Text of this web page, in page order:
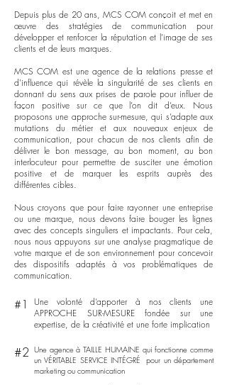
Depuis plus de 20 ans, MCS COM conçoit et met en
œuvre des stratégies de communication pour
développer et renforcer la réputation et l’image de ses
clients et de leurs marques.
MCS COM est une agence de la relations presse et
d'influence qui révèle la singularité de ses clients en
donnant du sens aux prises de parole pour influer de
façon positive sur ce que l’on dit d’eux. Nous
proposons une approche sur-mesure, qui s’adapte aux
mutations du métier et aux nouveaux enjeux de
communication, pour chacun de nos clients afin de
délivrer le bon message, au bon moment, au bon
interlocuteur pour permettre de susciter une émotion
positive et de marquer les esprits auprès des
différentes cibles.
Nous croyons que pour faire rayonner une entreprise
ou une marque, nous devons faire bouger les lignes
avec des concepts singuliers et impactants. Pour cela,
nous nous appuyons sur une analyse pragmatique de
votre marque et de son environnement pour concevoir
des dispositifs adaptés à vos problématiques de
communication.
VOS MARQUES
#1
Une volonté d’apporter à nos clients une
APPROCHE SUR-MESURE fondée sur une
expertise, de la créativité et une forte implication
Une agence à TAILLE HUMAINE qui fonctionne comme
un VÉRITABLE SERVICE INTÉGRÉ pour un département
marketing ou communication
#2